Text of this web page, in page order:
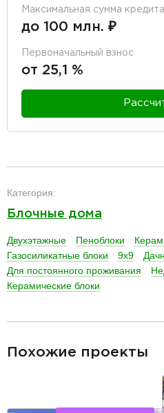
Максимальная сумма кредита
до 100 млн. ₽
Первоначальный взнос
от 25,1 %
Категория:
Блочные дома
Двухэтажные Пеноблоки
Газосиликатные блоки
9х9
Для постоянного проживания
Керамические блоки
Похожие проекты